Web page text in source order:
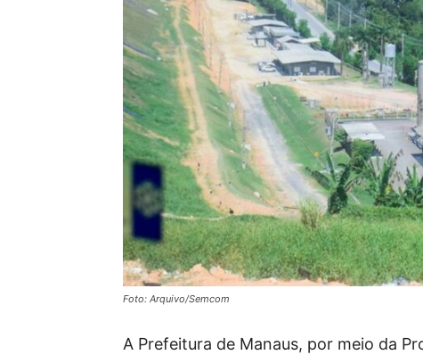
Foto: Arquivo/Semcom
A Prefeitura de Manaus, por meio da